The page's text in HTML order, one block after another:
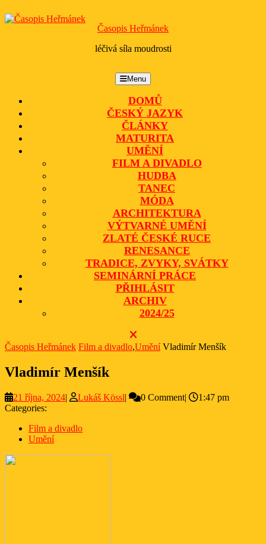
to
Časopis Heřmánek
léčivá síla moudrosti
MenuMenu
DOMŮ
ČESKÝ JAZYK
ČLÁNKY
MATURITA
UMĚNÍ
FILM A DIVADLO
HUDBA
TANEC
MÓDA
ARCHITEKTURA
VÝTVARNÉ UMĚNÍ
ZLATÉ ČESKÉ RUCE
RENESANCE
TRADICE, ZVYKY, SVÁTKY
SEMINÁRNÍ PRÁCE
PŘIHLÁSIT
ARCHIV
2024/25
CLOSE
BUTTON
Časopis Heřmánek Film a divadlo,UměníVladimír Menšík
Vladimír Menšík
21 října, 202421
| Lukáš KösslLukáš
| 0 Comment|
1:47 pm
Categories:
Film a divadlo
Umění